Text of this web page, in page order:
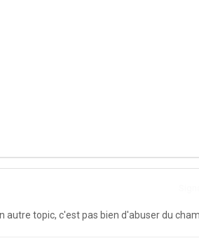
autre topic, c'est pas bien d'abuser du